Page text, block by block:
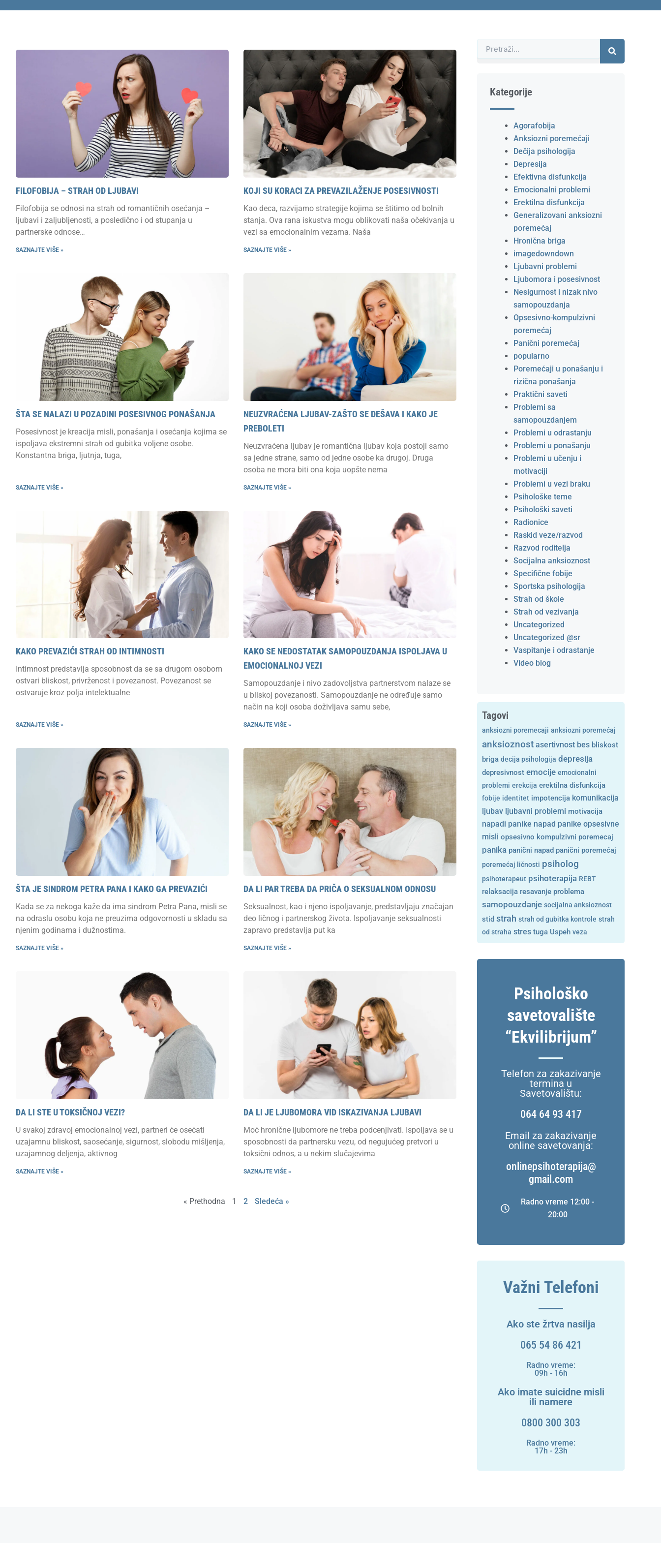
FILOFOBIJA – STRAH OD LJUBAVI
Filofobija se odnosi na strah od romantičnih osećanja –
ljubavi i zaljubljenosti, a posledično i od stupanja u
partnerske odnose…
SAZNAJTE VIŠE »
KOJI SU KORACI ZA PREVAZILAŽENJE POSESIVNOSTI
Kao deca, razvijamo strategije kojima se štitimo od bolnih
stanja. Ova rana iskustva mogu oblikovati naša očekivanja u
vezi sa emocionalnim vezama. Naša
SAZNAJTE VIŠE »
ŠTA SE NALAZI U POZADINI POSESIVNOG PONAŠANJA
Posesivnost je kreacija misli, ponašanja i osećanja kojima se
ispoljava ekstremni strah od gubitka voljene osobe.
Konstantna briga, ljutnja, tuga,
SAZNAJTE VIŠE »
NEUZVRAĆENA LJUBAV-ZAŠTO SE DEŠAVA I KAKO JE
PREBOLETI
Neuzvraćena ljubav je romantična ljubav koja postoji samo
sa jedne strane, samo od jedne osobe ka drugoj. Druga
osoba ne mora biti ona koja uopšte nema
SAZNAJTE VIŠE »
KAKO PREVAZIĆI STRAH OD INTIMNOSTI
Intimnost predstavlja sposobnost da se sa drugom osobom
ostvari bliskost, privrženost i povezanost. Povezanost se
ostvaruje kroz polja intelektualne
SAZNAJTE VIŠE »
KAKO SE NEDOSTATAK SAMOPOUZDANJA ISPOLJAVA U
EMOCIONALNOJ VEZI
Samopouzdanje i nivo zadovoljstva partnerstvom nalaze se
u bliskoj povezanosti. Samopouzdanje ne određuje samo
način na koji osoba doživljava samu sebe,
SAZNAJTE VIŠE »
ŠTA JE SINDROM PETRA PANA I KAKO GA PREVAZIĆI
Kada se za nekoga kaže da ima sindrom Petra Pana, misli se
na odraslu osobu koja ne preuzima odgovornosti u skladu sa
njenim godinama i dužnostima.
SAZNAJTE VIŠE »
DA LI PAR TREBA DA PRIČA O SEKSUALNOM ODNOSU
Seksualnost, kao i njeno ispoljavanje, predstavljaju značajan
deo ličnog i partnerskog života. Ispoljavanje seksualnosti
zapravo predstavlja put ka
SAZNAJTE VIŠE »
DA LI STE U TOKSIČNOJ VEZI?
U svakoj zdravoj emocionalnoj vezi, partneri će osećati
uzajamnu bliskost, saosećanje, sigurnost, slobodu mišljenja,
uzajamnog deljenja, aktivnog
SAZNAJTE VIŠE »
DA LI JE LJUBOMORA VID ISKAZIVANJA LJUBAVI
Moć hronične ljubomore ne treba podcenjivati. Ispoljava se u
sposobnosti da partnersku vezu, od negujućeg pretvori u
toksični odnos, a u nekim slučajevima
SAZNAJTE VIŠE »
« Prethodna
Страница
1
Страница
2 Sledeća »
Претрага
Kategorije
Agorafobija
Anksiozni poremećaji
Dečija psihologija
Depresija
Efektivna disfunkcija
Emocionalni problemi
Erektilna disfunkcija
Generalizovani anksiozni
poremećaj
Hronična briga
imagedowndown
Ljubavni problemi
Ljubomora i posesivnost
Nesigurnost i nizak nivo
samopouzdanja
Opsesivno-kompulzivni
poremećaj
Panični poremećaj
popularno
Poremećaji u ponašanju i
rizična ponašanja
Praktični saveti
Problemi sa
samopouzdanjem
Problemi u odrastanju
Problemi u ponašanju
Problemi u učenju i
motivaciji
Problemi u vezi braku
Psihološke teme
Psihološki saveti
Radionice
Raskid veze/razvod
Razvod roditelja
Socijalna anksioznost
Specifične fobije
Sportska psihologija
Strah od škole
Strah od vezivanja
Uncategorized
Uncategorized @sr
Vaspitanje i odrastanje
Video blog
Tagovi
anksiozni poremecaji anksiozni poremećaj
anksioznost asertivnost bes bliskost
briga decija psihologija depresija
depresivnost emocije emocionalni
problemi erekcija erektilna disfunkcija
fobije identitet impotencija komunikacija
ljubav ljubavni problemi motivacija
napadi panike napad panike opsesivne
misli opsesivno kompulzivni poremecaj
panika panični napad panični poremećaj
poremećaj ličnosti psiholog
psihoterapeut psihoterapija REBT
relaksacija resavanje problema
samopouzdanje socijalna anksioznost
stid strah strah od gubitka kontrole strah
od straha stres tuga Uspeh veza
Psihološko
savetovalište
“Ekvilibrijum”
Telefon za zakazivanje
termina u
Savetovalištu:
064 64 93 417
Email za zakazivanje
online savetovanja:
onlinepsihoterapija@
gmail.com
Radno vreme 12:00 -
20:00
Važni Telefoni
Ako ste žrtva nasilja
065 54 86 421
Radno vreme:
09h - 16h
Ako imate suicidne misli
ili namere
0800 300 303
Radno vreme:
17h - 23h